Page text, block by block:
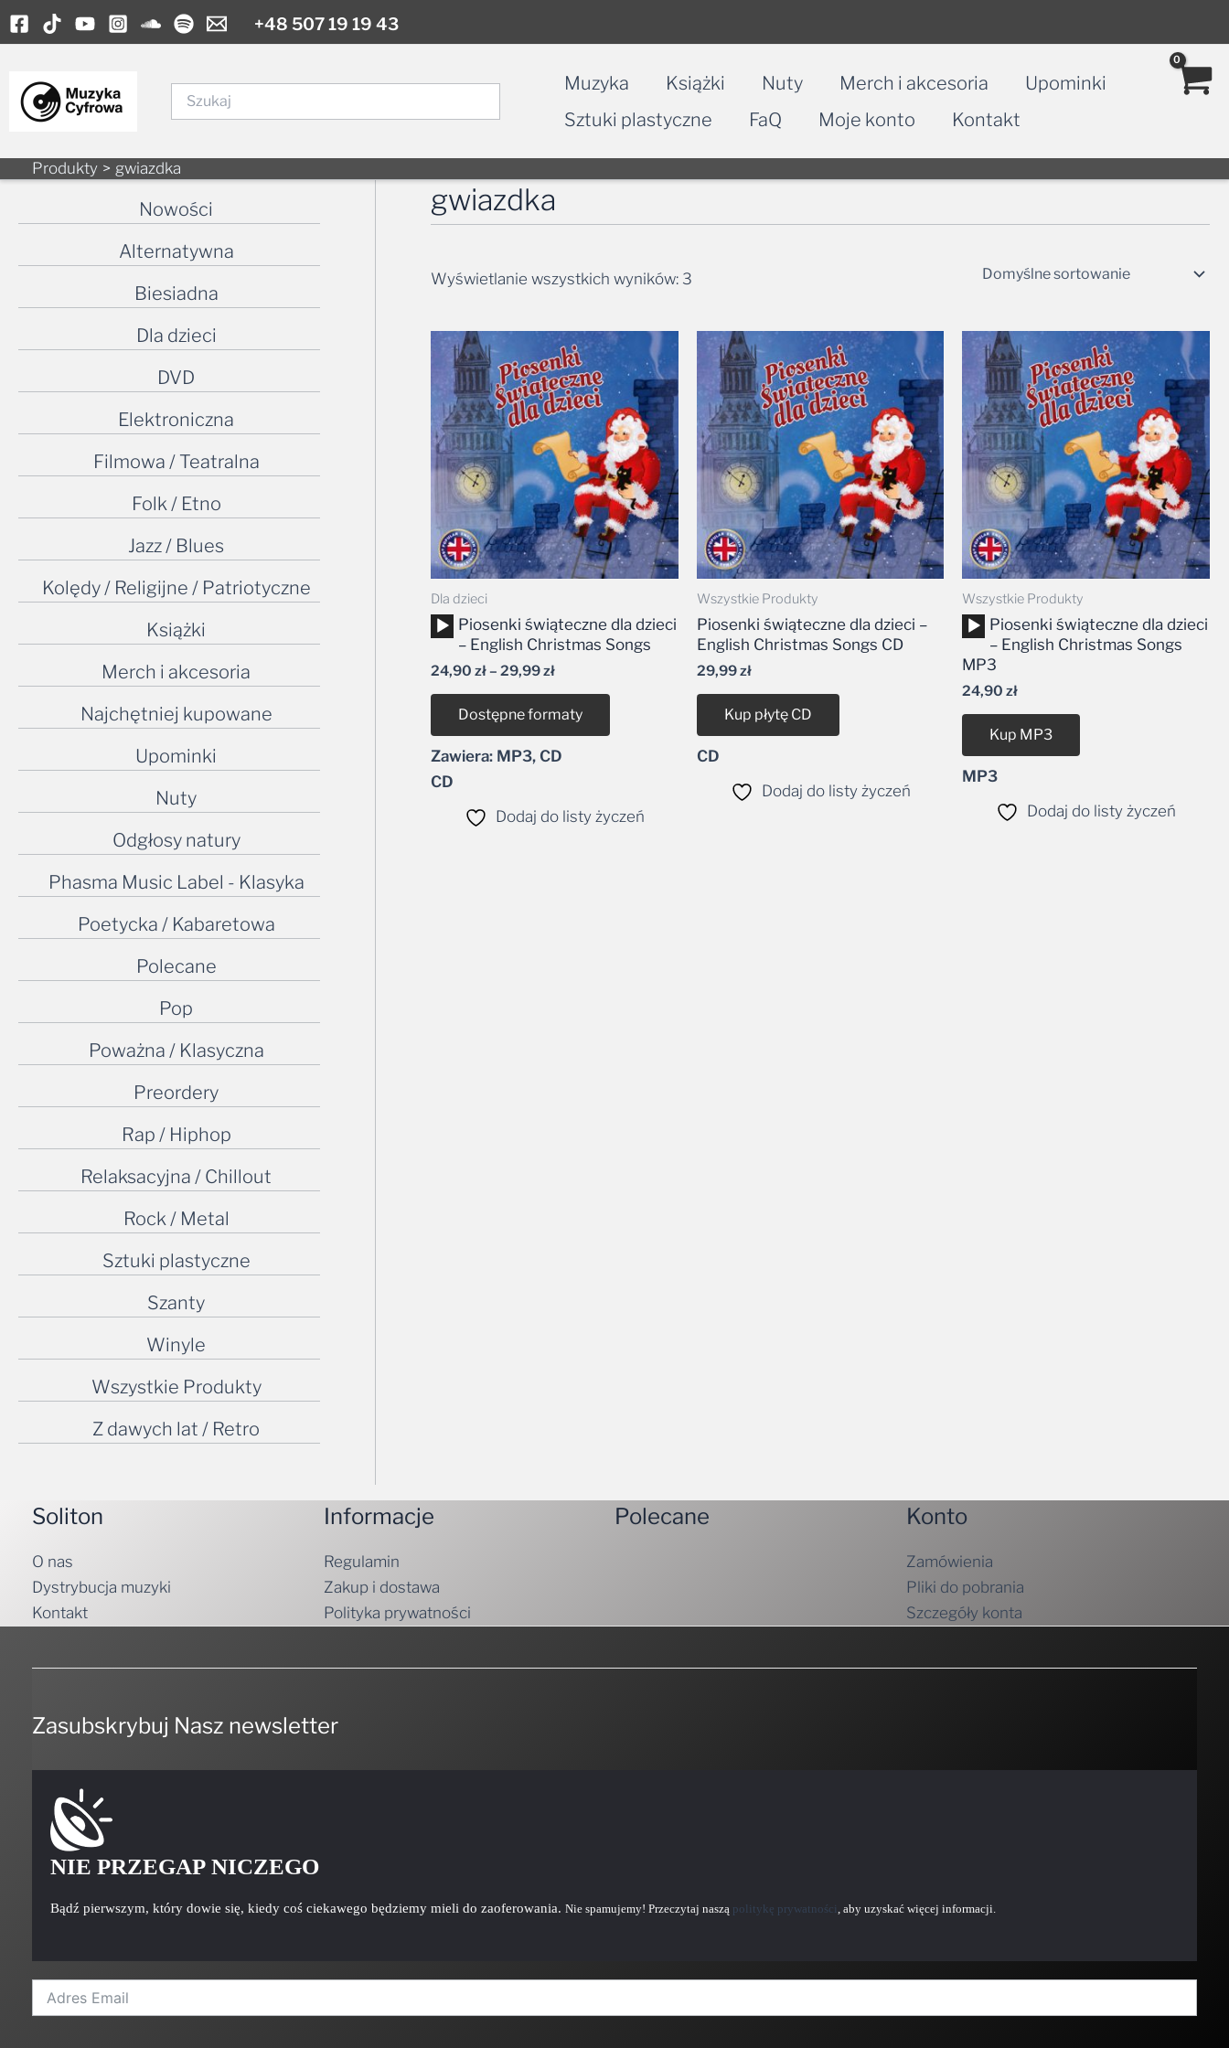
Skip
to
+48 507 19 19 43
Muzyka Książki Nuty Merch i akcesoria
Upominki
Sztuki plastyczne
FaQ Moje konto Kontakt
Produkty gwiazdka
Nowości
Alternatywna
Biesiadna
Dla dzieci
DVD
Elektroniczna
Filmowa / Teatralna
Folk / Etno
Jazz / Blues
Kolędy / Religijne / Patriotyczne
Książki
Merch i akcesoria
Najchętniej kupowane
Upominki
Nuty
Odgłosy natury
Phasma Music Label - Klasyka
Poetycka / Kabaretowa
Polecane
Pop
Poważna / Klasyczna
Preordery
Rap / Hiphop
Relaksacyjna / Chillout
Rock / Metal
Sztuki plastyczne
Szanty
Winyle
Wszystkie Produkty
Z dawych lat / Retro
gwiazdka
Wyświetlanie wszystkich wyników: 3
Dla dzieci
Odtwarzacz
plików
dźwiękowych
Piosenki świąteczne dla dzieci
– English Christmas Songs
24,90zł– 29,99zł
Zakres
cen:
od
24,90 zł
do
29,99 zł
Dostępne formaty
Zawiera: MP3, CD
CD
Dodaj do listy życzeń
Wszystkie Produkty
Piosenki świąteczne dla dzieci –
English Christmas Songs CD
29,99zł
Kup płytę CD
CD
Dodaj do listy życzeń
Wszystkie Produkty
Odtwarzacz
plików
dźwiękowych
Piosenki świąteczne dla dzieci
– English Christmas Songs
MP3
24,90zł
Kup MP3
MP3
Dodaj do listy życzeń
Soliton
O nas
Dystrybucja muzyki
Kontakt
Informacje
Regulamin
Zakup i dostawa
Polityka prywatności
Polecane Konto
Zamówienia
Pliki do pobrania
Szczegóły konta
Zasubskrybuj Nasz newsletter
NIE PRZEGAP NICZEGO
Bądź pierwszym, który dowie się, kiedy coś ciekawego będziemy mieli do zaoferowania. Nie spamujemy! Przeczytaj naszą politykę prywatności, aby uzyskać więcej informacji.